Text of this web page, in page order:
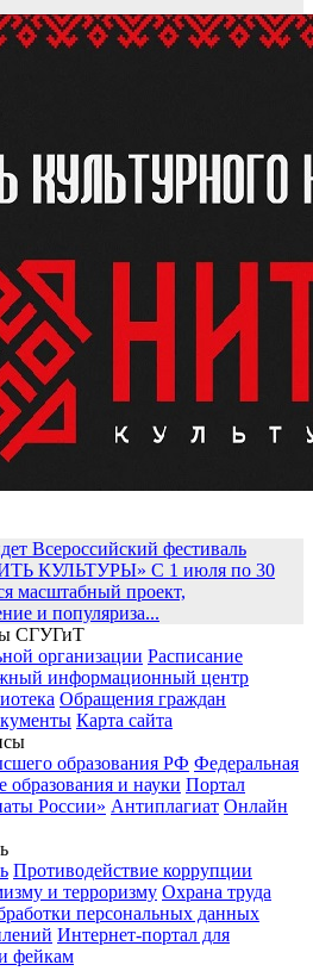
Всероссийский фестиваль
КУЛЬТУРЫ» С 1 июля по 30
масштабный проект,
и популяриза...
СГУГиТ
организации Расписание
информационный центр
Обращения граждан
Карта сайта
образования РФ Федеральная
образования и науки Портал
России» Антиплагиат Онлайн
Противодействие коррупции
и терроризму Охрана труда
персональных данных
Интернет-портал для
фейкам